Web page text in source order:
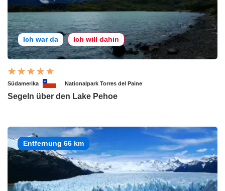
Ich war da Ich will dahin
Südamerika Nationalpark Torres del Paine
Segeln über den Lake Pehoe
Entfernung 66 km